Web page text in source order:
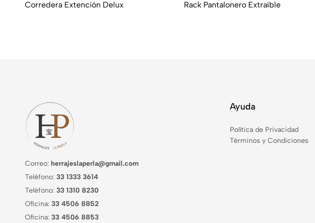
Corredera Extención Delux Rack Pantalonero Extraíble
Correo: herrajeslaperla@gmail.com
Teléfono: 33 1333 3614
Teléfono: 33 1310 8230
Oficina: 33 4506 8852
Oficina: 33 4506 8853
Ayuda
Política de Privacidad
Términos y Condiciones